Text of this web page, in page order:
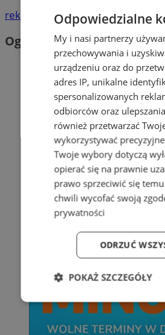
reklama
Ogłoszenia
Odpowiedzialne
My i nasi partnerzy
przechowywania i
urządzeniu oraz do
adres IP, unikalne
spersonalizowanych
odbiorców oraz
również przetwarzać
wykorzystywać
Twoje wybory dotyczą
opierać się na prawnie
prawo sprzeciwić się
chwili wycofać swoją
prywatności
ODRZUĆ
POKAŻ SZCZEGÓŁY
Niezbędne